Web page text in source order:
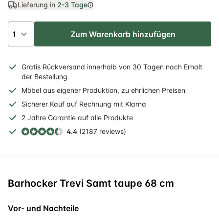
Lieferung in 2-3 Tage
Zum Warenkorb hinzufügen
Gratis Rückversand innerhalb von 30 Tagen nach Erhalt
der Bestellung
Möbel aus eigener Produktion, zu ehrlichen Preisen
Sicherer Kauf auf Rechnung mit Klarna
2 Jahre Garantie auf alle Produkte
4.4 (2187 reviews)
Barhocker Trevi Samt taupe 68 cm
Vor- und Nachteile